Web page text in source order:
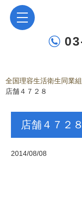
全国理容生活衛生同業
店舗４７２８
店舗４７２８
2014/08/08